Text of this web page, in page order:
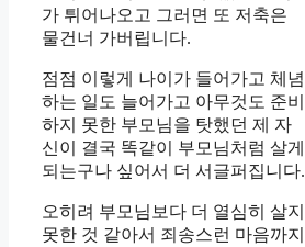
가 튀어나오고 그러면 또 저축은
물건너 가버립니다.
점점 이렇게 나이가 들어가고 체념
하는 일도 늘어가고 아무것도 준비
하지 못한 부모님을 탓했던 제 자
신이 결국 똑같이 부모님처럼 살게
되는구나 싶어서 더 서글퍼집니다.
오히려 부모님보다 더 열심히 살지
못한 것 같아서 죄송스런 마음까지